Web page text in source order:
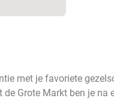
met je favoriete
Grote Markt ben je